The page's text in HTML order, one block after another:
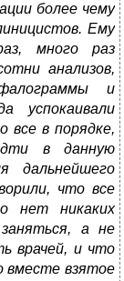
более чему
Ему
много раз
анализов,
и
успокаивали
все в порядке,
в данную
дальнейшего
что все
нет никаких
а не
врачей, и что
вместе взятое